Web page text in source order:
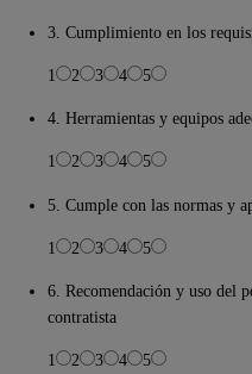
3. Cumplimiento en los
1 2 3 4 5
4. Herramientas y equipos
1 2 3 4 5
5. Cumple con las normas y
1 2 3 4 5
6. Recomendación y uso del
contratista
1 2 3 4 5